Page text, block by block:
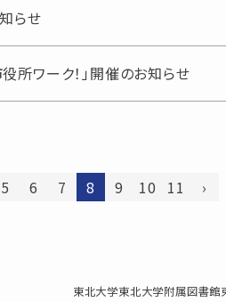
らせ
所ワーク！」開催のお知らせ
5 6 7 8 9 10 11 ›
東北大学東北大学附属図書館